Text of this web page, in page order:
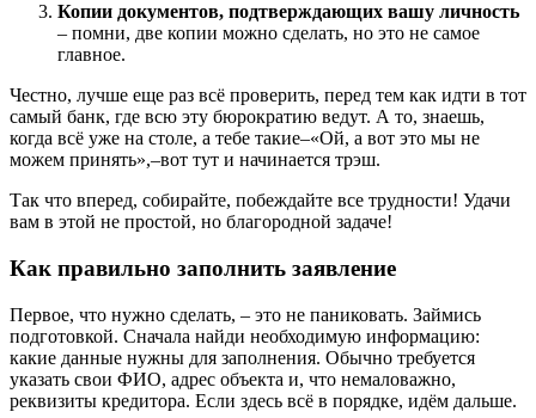
Копии документов, подтверждающих вашу личность
– помни, две копии можно сделать, но это не самое
главное.
Честно, лучше еще раз всё проверить, перед тем как идти в тот
самый банк, где всю эту бюрократию ведут. А то, знаешь,
когда всё уже на столе, а тебе такие–«Ой, а вот это мы не
можем принять»,–вот тут и начинается трэш.
Так что вперед, собирайте, побеждайте все трудности! Удачи
вам в этой не простой, но благородной задаче!
Как правильно заполнить заявление
Первое, что нужно сделать, – это не паниковать. Займись
подготовкой. Сначала найди необходимую информацию:
какие данные нужны для заполнения. Обычно требуется
указать свои ФИО, адрес объекта и, что немаловажно,
реквизиты кредитора. Если здесь всё в порядке, идём дальше.